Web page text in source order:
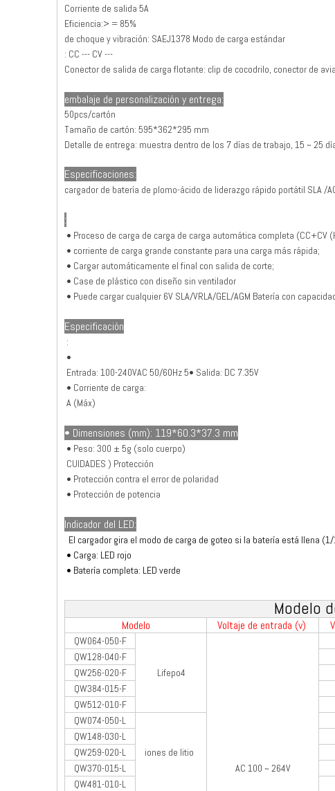
Corriente de salida 5A
Eficiencia:> = 85%
de choque y vibración: SAEJ1378 Modo de carga estándar
: CC --- CV ---
Conector de salida de carga flotante: clip de cocodrilo, conector de
embalaje de personalización y entrega:
50pcs/cartón
Tamaño de cartón: 595*362*295 mm
Detalle de entrega: muestra dentro de los 7 días de trabajo, 15 ~ 25
Especificaciones:
cargador de batería de plomo-ácido de liderazgo rápido portátil SLA/
:
• Proceso de carga de carga de carga automática completa (CC+CV
• corriente de carga grande constante para una carga más rápida;
• Cargar automáticamente el final con salida de corte;
• Case de plástico con diseño sin ventilador
• Puede cargar cualquier 6V SLA/VRLA/GEL/AGM Batería con
Especificación
:
•
Entrada: 100-240VAC 50/60Hz5• Salida: DC 7.35V
• Corriente de carga:
A (Máx)
• Dimensiones (mm): 119*60.3*37.3 mm
• Peso: 300 ± 5g (solo cuerpo)
CUIDADES ) Protección
• Protección contra el error de polaridad
• Protección de potencia
Indicador del LED:
El cargador gira el modo de carga de goteo si la batería está llena (1/
• Carga: LED rojo
• Batería completa: LED verde
Modelo
Modelo Voltaje de entrada (v)
QW064-050-F
Lifepo4
AC 100 ~ 264V
QW128-040-F
QW256-020-F
QW384-015-F
QW512-010-F
QW074-050-L
iones de litio
QW148-030-L
QW259-020-L
QW370-015-L
QW481-010-L